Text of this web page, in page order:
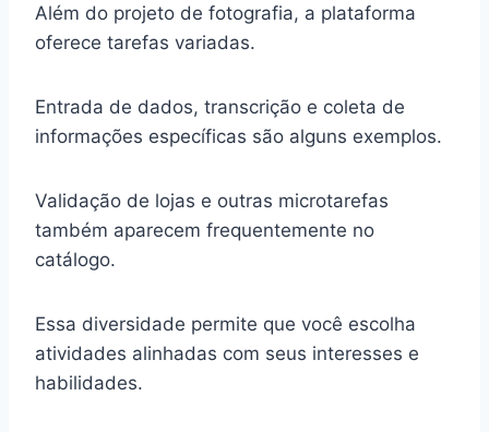
Além do projeto de fotografia, a plataforma
oferece tarefas variadas.
Entrada de dados, transcrição e coleta de
informações específicas são alguns exemplos.
Validação de lojas e outras microtarefas
também aparecem frequentemente no
catálogo.
Essa diversidade permite que você escolha
atividades alinhadas com seus interesses e
habilidades.